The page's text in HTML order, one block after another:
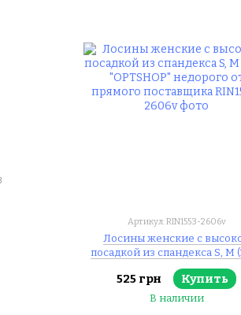
Артикул: RIN1553-2606v
Лосины женские с
посадкой из спандекса S, M
"OPTSHOP" недорого от
поставщика
525 грн Купить
В наличии